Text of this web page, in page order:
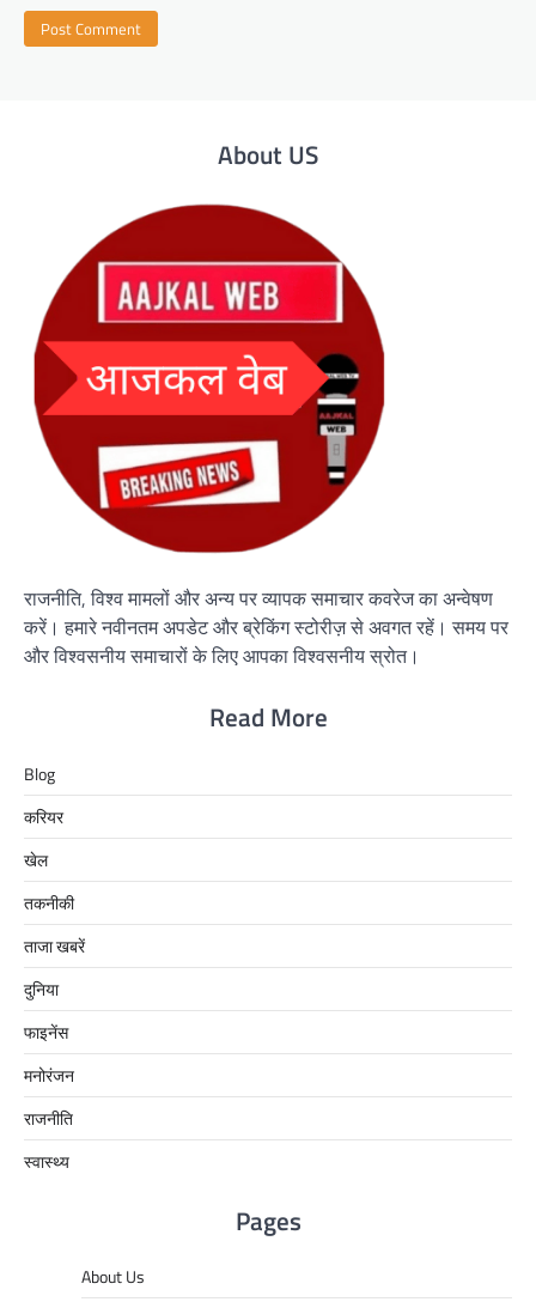
About US
राजनीति, विश्व मामलों और अन्य पर व्यापक समाचार कवरेज का अन्वेषण
करें। हमारे नवीनतम अपडेट और ब्रेकिंग स्टोरीज़ से अवगत रहें। समय पर
और विश्वसनीय समाचारों के लिए आपका विश्वसनीय स्रोत।
Read More
Blog
करियर
खेल
तकनीकी
ताजा खबरें
दुनिया
फाइनेंस
मनोरंजन
राजनीति
स्वास्थ्य
Pages
About Us